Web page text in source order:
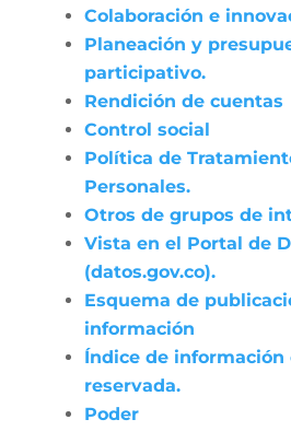
Colaboración e
Planeación y
participativo.
Rendición de cuentas
Control social
Política de
Personales.
Otros de grupos de
Vista en el Portal de
(datos.gov.co).
Esquema de
información
Índice de información
reservada.
Poder